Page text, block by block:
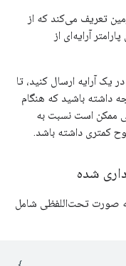
تعریف می‌کند که از
آرایه‌ای از
یک آرایه ارسال کنید، تا
داشته باشید که هنگام
ممکن است نسبت به
کمتری داشته باشد.
شده
صورت تحت‌اللفظی شامل